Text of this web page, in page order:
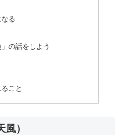
る
の話をしよう
こと
）